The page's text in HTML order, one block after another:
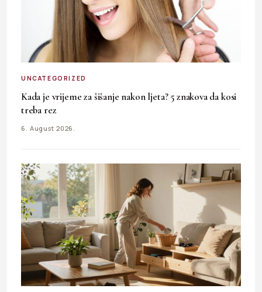
UNCATEGORIZED
Kada je vrijeme za šišanje nakon ljeta? 5 znakova da kosi
treba rez
6. August 2026.